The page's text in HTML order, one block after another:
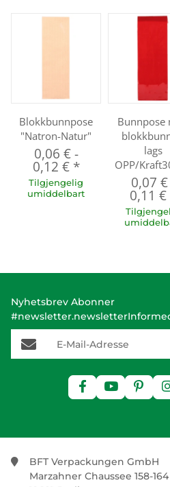
Blokkbunnpose
"Natron-Natur"
0,06 €-
0,12 € *
Tilgjengelig
umiddelbart
Bunnpose
lags
OPP/
0,07 €
0,11 €
Nyhetsbrev Abonner
E-Mail-Adresse
BFT Verpackungen GmbH
Marzahner Chaussee 158-164